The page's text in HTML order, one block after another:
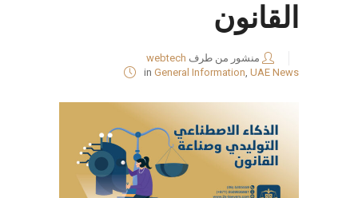
القانون
منشور من طرف webtech
in General Information, UAE News